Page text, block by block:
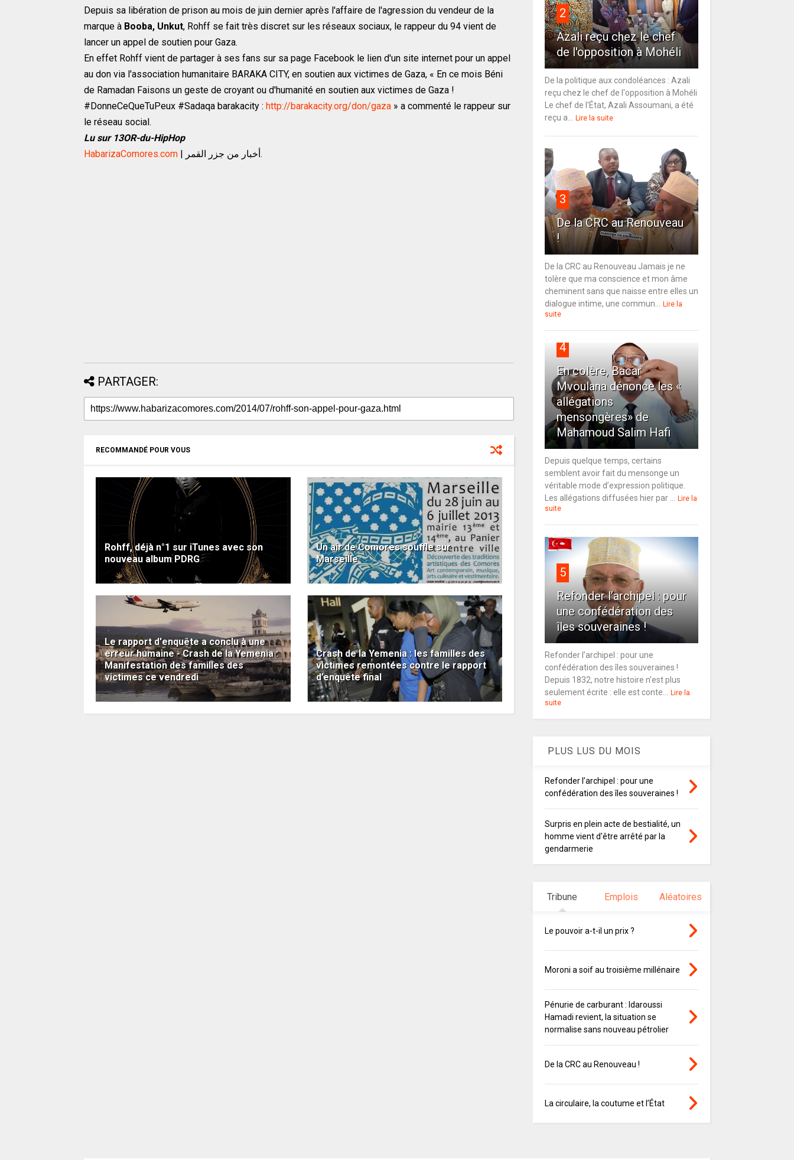
Depuis sa libération de prison au mois de juin dernier après l'affaire de l'agression du vendeur de la
marque à Booba, Unkut, Rohff se fait très discret sur les réseaux sociaux, le rappeur du 94 vient de
lancer un appel de soutien pour Gaza.
En effet Rohff vient de partager à ses fans sur sa page Facebook le lien d'un site internet pour un appel
au don via l'association humanitaire BARAKA CITY, en soutien aux victimes de Gaza, « En ce mois Béni
de Ramadan Faisons un geste de croyant ou d'humanité en soutien aux victimes de Gaza !
#DonneCeQueTuPeux #Sadaqa barakacity : http://barakacity.org/don/gaza » a commenté le rappeur sur
le réseau social.
Lu sur 13OR-du-HipHop
HabarizaComores.com
| أخبار من جزر القمر.
PARTAGER:
RECOMMANDÉ POUR VOUS
Rohff, déjà n°1 sur iTunes avec son
nouveau album PDRG
Un air de Comores souffle sur
Marseille
Le rapport d'enquête a conclu à une
erreur humaine - Crash de la Yemenia :
Manifestation des familles des
victimes ce vendredi
Crash de la Yemenia : les familles des
victimes remontées contre le rapport
d’enquête final
2
Azali reçu chez le chef
de l'opposition à Mohéli
De la politique aux condoléances : Azali
reçu chez le chef de l'opposition à Mohéli
Le chef de l'État, Azali Assoumani, a été
reçu a...
Lire la suite
3
De la CRC au Renouveau
!
De la CRC au Renouveau Jamais je ne
tolère que ma conscience et mon âme
cheminent sans que naisse entre elles un
dialogue intime, une commun...
Lire la
suite
4
En colère, Bacar
Mvoulana dénonce les «
allégations
mensongères» de
Mahamoud Salim Hafi
Depuis quelque temps, certains
semblent avoir fait du mensonge un
véritable mode d’expression politique.
Les allégations diffusées hier par ...
Lire la
suite
5
Refonder l’archipel : pour
une confédération des
îles souveraines !
Refonder l’archipel : pour une
confédération des îles souveraines !
Depuis 1832, notre histoire n’est plus
seulement écrite : elle est conte...
Lire la
suite
PLUS LUS DU MOIS
Refonder l’archipel : pour une
confédération des îles souveraines !
Surpris en plein acte de bestialité, un
homme vient d'être arrêté par la
gendarmerie
Tribune Emplois Aléatoires
Le pouvoir a-t-il un prix ?
Moroni a soif au troisième millénaire
Pénurie de carburant : Idaroussi
Hamadi revient, la situation se
normalise sans nouveau pétrolier
De la CRC au Renouveau !
La circulaire, la coutume et l’État